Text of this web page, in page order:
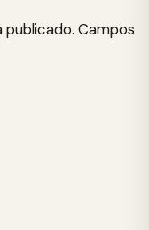
publicado. Campos